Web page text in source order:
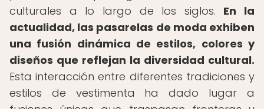
culturales a lo largo de los siglos. En la
actualidad, las pasarelas de moda exhiben
una fusión dinámica de estilos, colores y
diseños que reflejan la diversidad cultural.
Esta interacción entre diferentes tradiciones y
estilos de vestimenta ha dado lugar a